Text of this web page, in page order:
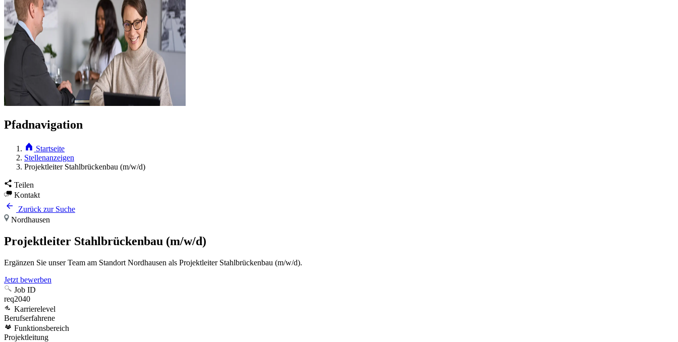
Pfadnavigation
Startseite
Stellenanzeigen
Projektleiter Stahlbrückenbau (m/w/d)
Teilen
Kontakt
Zurück zur Suche
Nordhausen
Projektleiter Stahlbrückenbau (m/w/d)
Ergänzen Sie unser Team am Standort Nordhausen als Projektleiter Stahlbrückenbau (m/w/d).
Jetzt bewerben
Job ID
req2040
Karrierelevel
Berufserfahrene
Funktionsbereich
Projektleitung